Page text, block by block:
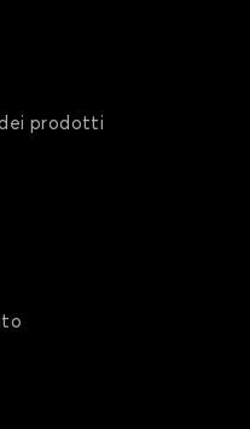
dei prodotti